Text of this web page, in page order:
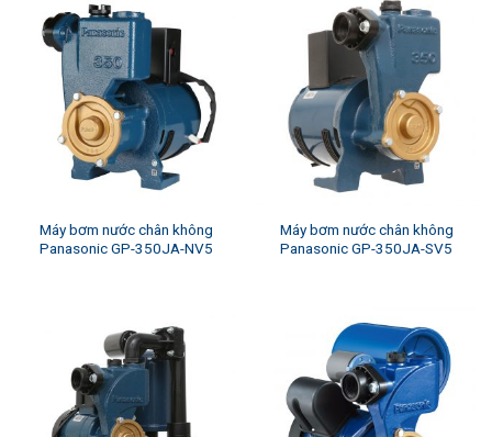
Máy bơm nước chân không
Panasonic GP-350JA-NV5
Máy bơm nước chân không
Panasonic GP-350JA-SV5